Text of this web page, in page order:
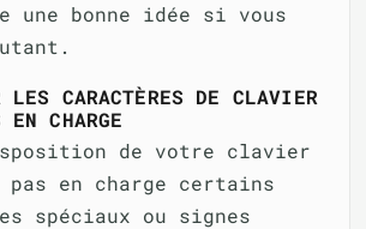
une bonne idée si vous
LES CARACTÈRES DE CLAVIER
CHARGE
de votre clavier
pas en charge certains
spéciaux ou signes